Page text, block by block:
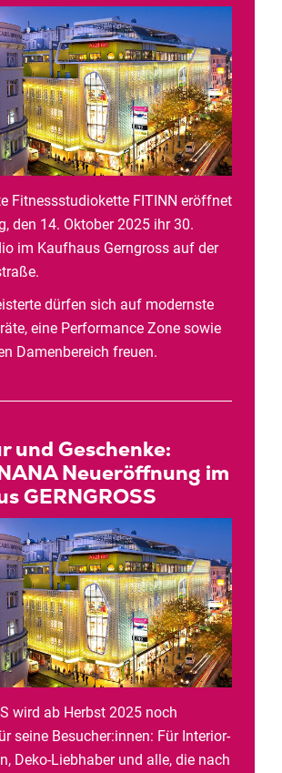
Fitnessstudiokette FITINN eröffnet
den 14. Oktober 2025 ihr 30.
im Kaufhaus Gerngross auf der
dürfen sich auf modernste
eine Performance Zone sowie
Damenbereich freuen.
und Geschenke:
Neueröffnung im
GERNGROSS
wird ab Herbst 2025 noch
seine Besucher:innen: Für Interior-
Deko-Liebhaber und alle, die nach